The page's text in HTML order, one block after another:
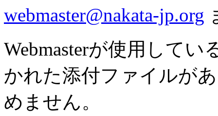
webmaster@nakata-jp.org
Webmasterが使用して
かれた添付ファイルが
めません。